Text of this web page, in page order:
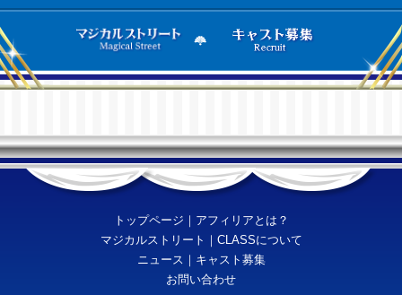
トップページ ｜ アフィリアとは？
マジカルストリート ｜ CLASSについて
ニュース ｜ キャスト募集
お問い合わせ